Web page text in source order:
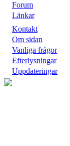
Forum
Länkar
Kontakt
Om sidan
Vanliga frågor
Efterlysningar
Uppdateringar